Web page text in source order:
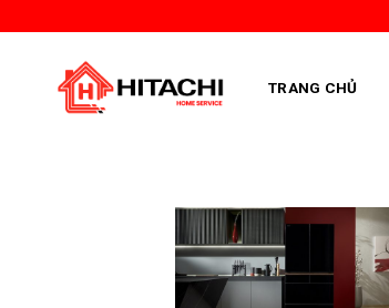
TRANG CHỦ